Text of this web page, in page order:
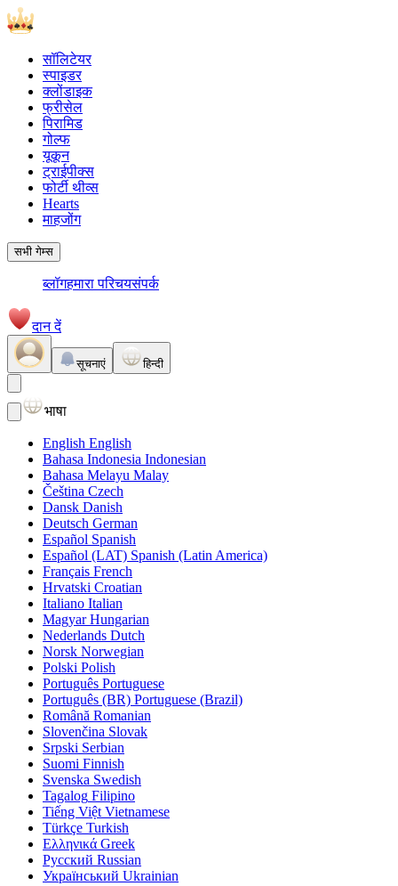
सॉलिटेयर
स्पाइडर
क्लोंडाइक
फ्रीसेल
पिरामिड
गोल्फ
यूकून
ट्राईपीक्स
फोर्टी थीव्स
Hearts
माहजोंग
सभी गेम्स
ब्लॉगहमारा परिचयसंपर्क
दान दें
सूचनाएं हिन्दी
भाषा
English English
Bahasa Indonesia Indonesian
Bahasa Melayu Malay
Čeština Czech
Dansk Danish
Deutsch German
Español Spanish
Español (LAT) Spanish (Latin America)
Français French
Hrvatski Croatian
Italiano Italian
Magyar Hungarian
Nederlands Dutch
Norsk Norwegian
Polski Polish
Português Portuguese
Português (BR) Portuguese (Brazil)
Română Romanian
Slovenčina Slovak
Srpski Serbian
Suomi Finnish
Svenska Swedish
Tagalog Filipino
Tiếng Việt Vietnamese
Türkçe Turkish
Ελληνικά Greek
Русский Russian
Український Ukrainian